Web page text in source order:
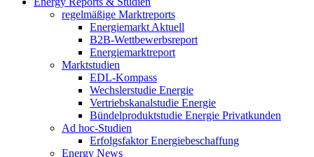
regelmäßige Marktreports
Energiemarkt Aktuell
B2B-Wettbewerbsreport
Energiemarktreport
Marktstudien
EDL-Kompass
Wechslerstudie Energie
Vertriebskanalstudie Energie
Bündelproduktstudie Energie Privatkunden
Ad hoc-Studien
Erfolgsfaktor Energiebeschaffung
Energy News